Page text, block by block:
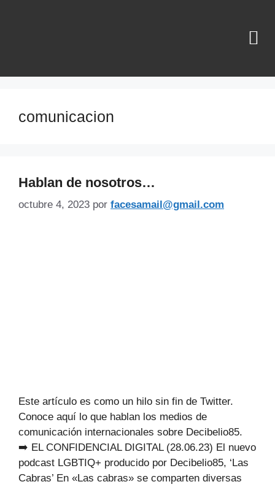
comunicacion
Hablan de nosotros…
octubre 4, 2023 por facesamail@gmail.com
Este artículo es como un hilo sin fin de Twitter.
Conoce aquí lo que hablan los medios de
comunicación internacionales sobre Decibelio85.
➡️ EL CONFIDENCIAL DIGITAL (28.06.23) El nuevo
podcast LGBTIQ+ producido por Decibelio85, ‘Las
Cabras’ En «Las cabras» se comparten diversas